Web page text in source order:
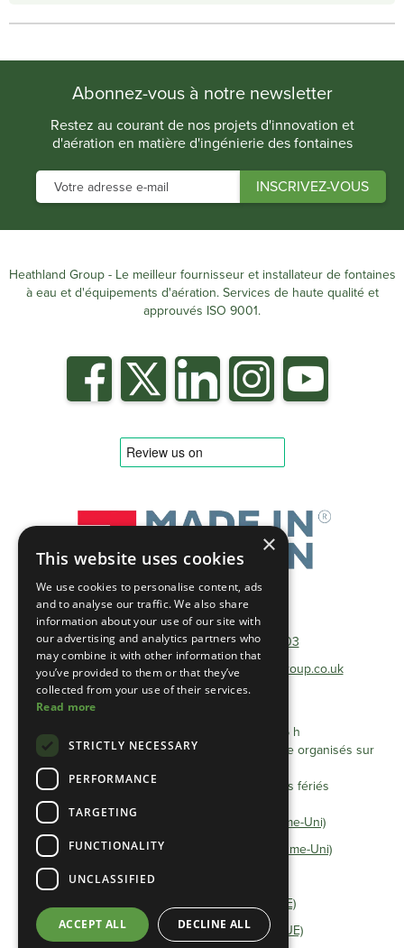
Abonnez-vous à notre newsletter
Restez au courant de nos projets d'innovation et
d'aération en matière d'ingénierie des fontaines
Heathland Group - Le meilleur fournisseur et installateur de fontaines
à eau et d'équipements d'aération. Services de haute qualité et
approuvés ISO 9001.
Téléphone :01493 801600
Téléphone gratuit :0333 0384 103
Adresse électronique :info@heathlandgroup.co.uk
Du lundi au vendredi, de 8 h à 16 h
Les rendez-vous après 16 heures peuvent être organisés sur
Fermé les samedis, dimanches et jours fériés
Déclaration de confidentialité (Royaume-Uni)
Politique en matière de cookies (Royaume-Uni)
Termes et conditions
Déclaration de confidentialité (UE)
Politique en matière de cookies (UE)
×
This website uses cookies
We use cookies to personalise content, ads
and to analyse our traffic. We also share
information about your use of our site with
our advertising and analytics partners who
may combine it with other information that
you’ve provided to them or that they’ve
collected from your use of their services.
Read more
STRICTLY NECESSARY
PERFORMANCE
TARGETING
FUNCTIONALITY
UNCLASSIFIED
ACCEPT ALL DECLINE ALL